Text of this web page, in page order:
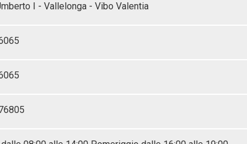
I - Vallelonga - Vibo Valentia